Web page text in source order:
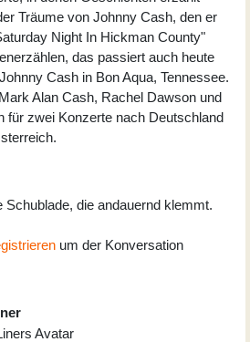
Träume von Johnny Cash, den er
Night In Hickman County"
das passiert auch heute
Cash in Bon Aqua, Tennessee.
Alan Cash, Rachel Dawson und
für zwei Konzerte nach Deutschland
die andauernd klemmt.
um der Konversation